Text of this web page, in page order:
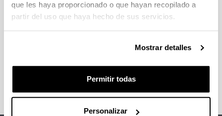
que les haya proporcionado o que hayan recopilado a
partir del uso que haya hecho de sus servicios.
Mostrar detalles
Permitir todas
Personalizar
Tesis
Tesis leídas